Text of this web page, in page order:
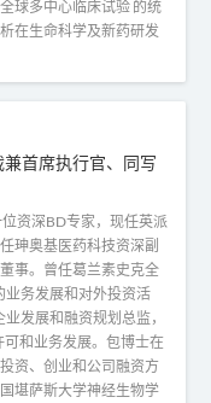
球多中心临床试验 的统
在生命科学及新药研发
兼首席执行官、同写
资深BD专家，现任英派
珅奥基医药科技资深副
事。曾任葛兰素史克全
务发展和对外投资活
发展和融资规划总监，
和业务发展。包博士在
资、创业和公司融资方
堪萨斯大学神经生物学